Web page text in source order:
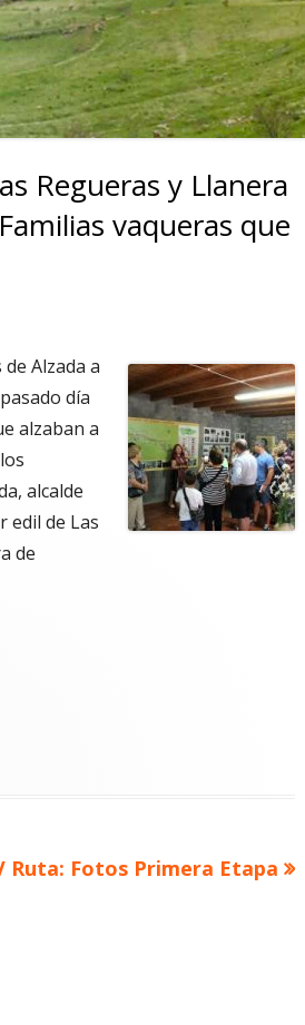
SUBIDA
I RUTA VAQUEROS DE ALZADA –
BAJADA
I RUTA VAQUEROS DE ALZADA –
Regueras y Llanera
vaqueras que
Alzada a
día
alzaban a
alcalde
edil de Las
de
Ruta: Fotos Primera Etapa